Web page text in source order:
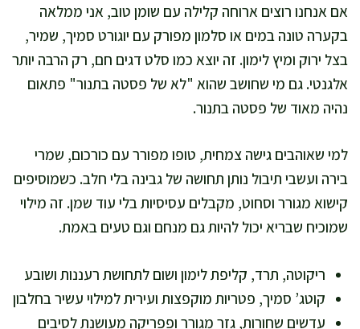
אם אנחנו רוצים ארוחה קלילה עם שומן טוב, אני ממלאה
בקערה טונה במים או סלמון מפורק עם יוגורט סמיך, שמיר,
בצל ירוק ומיץ לימון. זה יוצא כמו סלט דגים חם, רק הרבה יותר
אלגנטי. גם מי שחושב שהוא "לא של פסטה בתנור" פתאום
נהיה מאוד של פסטה בתנור.
למי שאוהבים גישה צמחית, טופו מפורר עם כורכום, שמרי
בירה ועשבי תיבול נותן תחושה של גבינה בלי חלב. כשמוסיפים
קישוא מגורר וסחוט, מקבלים עסיסיות בלי עוד שמן. זה מילוי
שמוכיח שבריא יכול להיות גם מנחם וגם טעים באמת.
ריקוטה, תרד, קליפת לימון ושום לתחושת רעננות ושובע
קוטג’ סמיך, פטריות מוקפצות ועירית למילוי עשיר בחלבון
עדשים שחורות, גזר מגורר ופפריקה מעושנת לסיבים